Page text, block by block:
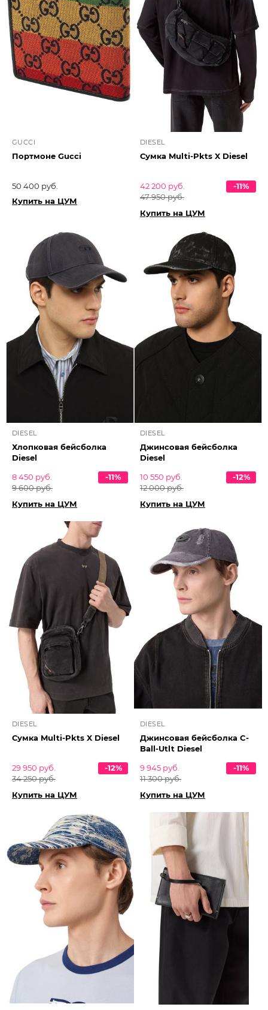
GUCCI
Портмоне Gucci
50 400 руб.
Купить на ЦУМ
DIESEL
Сумка Multi-Pkts X Diesel
42 200 руб.
47 950 руб.
-11%
Купить на ЦУМ
DIESEL
Хлопковая бейсболка
Diesel
8 450 руб.
9 600 руб.
-11%
Купить на ЦУМ
DIESEL
Джинсовая бейсболка
Diesel
10 550 руб.
12 000 руб.
-12%
Купить на ЦУМ
DIESEL
Сумка Multi-Pkts X Diesel
29 950 руб.
34 250 руб.
-12%
Купить на ЦУМ
DIESEL
Джинсовая бейсболка C-
Ball-Utlt Diesel
9 945 руб.
11 300 руб.
-11%
Купить на ЦУМ